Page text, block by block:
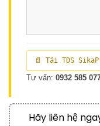
📄 Tải TDS
Tư vấn: 0932 585
Hãy liên hệ